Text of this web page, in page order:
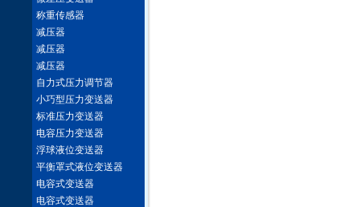
称重传感器
减压器
减压器
减压器
自力式压力调节器
小巧型压力变送器
标准压力变送器
电容压力变送器
浮球液位变送器
平衡罩式液位变送器
电容式变送器
电容式变送器